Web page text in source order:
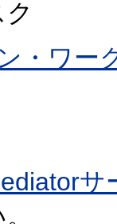
・ワー